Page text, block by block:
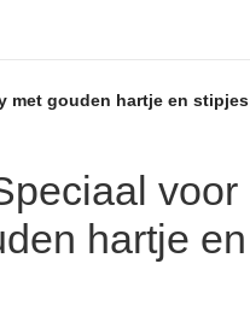
met gouden hartje en stipjes
voor
hartje en